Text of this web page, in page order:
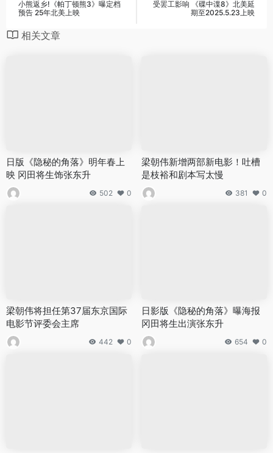
小熊返乡!《帕丁顿熊3》曝定档
预告 25年北美上映
受罢工影响 《碟中谍8》北美延
期至2025.5.23上映
相关文章
日版《隐秘的角落》明年春上
映 冈田将生饰张东升
502 0
梁朝伟新增两部新电影！吐槽
是枝裕和剧本写太慢
381 0
梁朝伟将担任第37届东京国际
电影节评委会主席
442 0
日影版《隐秘的角落》曝海报
冈田将生出演张东升
654 0